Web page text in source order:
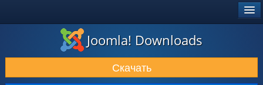
ЗАГРУЗКИ И РАСШИРЕНИЯ
ДОКУМЕНТАЦИЯ И ОБУЧЕНИЕ
Joomla! Downloads
Скачать